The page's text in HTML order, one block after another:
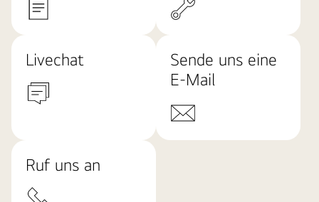
Livechat
Sende uns eine
E-Mail
Ruf uns an